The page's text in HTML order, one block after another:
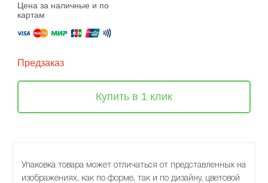
Цена за наличные и по
картам
Предзаказ
Купить в 1 клик
Упаковка товара может отличаться от представленных на
изображениях, как по форме, так и по дизайну, цветовой